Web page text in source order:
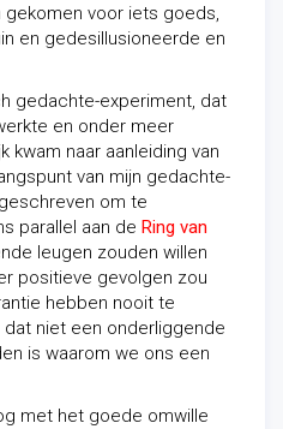
gekomen voor iets goeds,
en gedesillusioneerde en
gedachte-experiment, dat
en onder meer
kwam naar aanleiding van
van mijn gedachte-
om te
parallel aan de Ring van
leugen zouden willen
positieve gevolgen zou
hebben nooit te
niet een onderliggende
is waarom we ons een
met het goede omwille